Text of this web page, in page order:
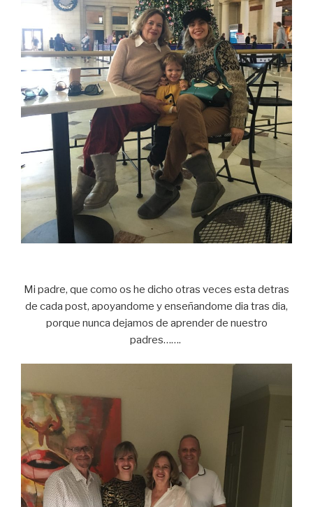
Mi padre, que como os he dicho otras veces esta detras
de cada post, apoyandome y enseñandome dia tras dia,
porque nunca dejamos de aprender de nuestro
padres…….